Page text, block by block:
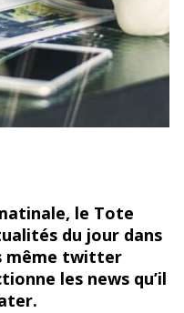
le Tote
du jour dans
même twitter
les news qu’il